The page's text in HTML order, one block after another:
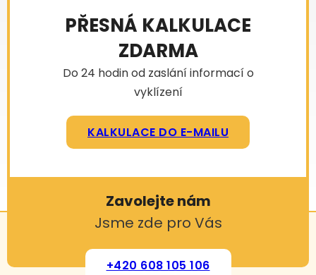
PŘESNÁ KALKULACE
ZDARMA
Do 24 hodin od zaslání informací o
vyklízení
KALKULACE DO E-MAILU
Zavolejte nám
Jsme zde pro Vás
+420 608 105 106